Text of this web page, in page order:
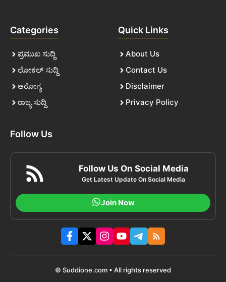
Categories
ಪ್ರಮುಖ ಸುದ್ದಿ
ಲೋಕಲ್ ಸುದ್ದಿ
ಆರೋಗ್ಯ
ರಾಜ್ಯ ಸುದ್ದಿ
Quick Links
About Us
Contact Us
Disclaimer
Privacy Policy
Follow Us
Follow Us On Social Media
Get Latest Update On Social Media
Join Now
© Suddione.com • All rights reserved